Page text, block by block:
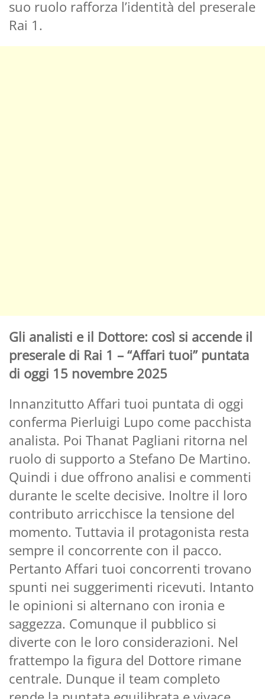
suo ruolo rafforza l’identità del preserale
Rai 1.
Gli analisti e il Dottore: così si accende il
preserale di Rai 1 – “Affari tuoi” puntata
di oggi 15 novembre 2025
Innanzitutto Affari tuoi puntata di oggi
conferma Pierluigi Lupo come pacchista
analista. Poi Thanat Pagliani ritorna nel
ruolo di supporto a Stefano De Martino.
Quindi i due offrono analisi e commenti
durante le scelte decisive. Inoltre il loro
contributo arricchisce la tensione del
momento. Tuttavia il protagonista resta
sempre il concorrente con il pacco.
Pertanto Affari tuoi concorrenti trovano
spunti nei suggerimenti ricevuti. Intanto
le opinioni si alternano con ironia e
saggezza. Comunque il pubblico si
diverte con le loro considerazioni. Nel
frattempo la figura del Dottore rimane
centrale. Dunque il team completo